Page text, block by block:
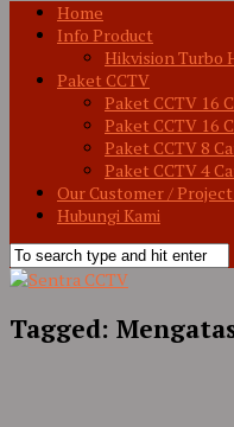
Home
Info Product
Hikvision Turbo
Paket CCTV
Paket CCTV 16
Paket CCTV 16
Paket CCTV 8
Paket CCTV 4
Our Customer /
Hubungi Kami
Tagged: